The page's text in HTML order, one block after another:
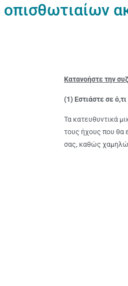
οπισθωτιαίων
Κατανοήστε την
(1) Εστιάστε σε
Τα κατευθυντικά
τους ήχους που θα
σας, καθώς